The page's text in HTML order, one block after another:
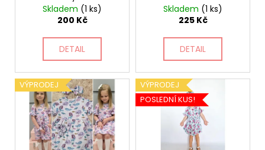
Skladem (1 ks)
200 Kč
DETAIL
Skladem (1 ks)
225 Kč
DETAIL
VÝPRODEJ
VÝPRODEJ
POSLEDNÍ KUS!
LEGÍNY
ČERNÉ